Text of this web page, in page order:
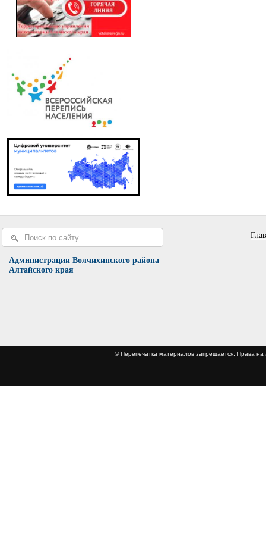
Администрации Волчихинского района
Алтайского края
© Перепечатка материалов запрещается.